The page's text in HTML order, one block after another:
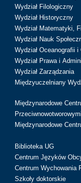
Wydział Filologiczny
Wydział Historyczny
Wydział Matematyki,
Wydział Nauk
Wydział Oceanografii i
Wydział Prawa i
Wydział Zarządzania
Międzyuczelniany
Międzynarodowe
Międzynarodowe
Biblioteka UG
Centrum Języków
Centrum Wychowania
Szkoły doktorskie